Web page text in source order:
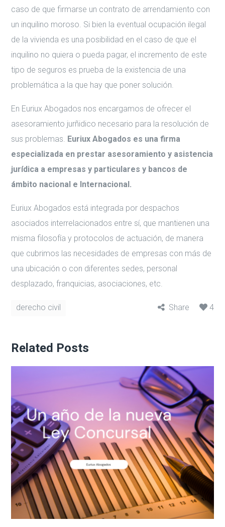
caso de que firmarse un contrato de arrendamiento con
un inquilino moroso. Si bien la eventual ocupación ilegal
de la vivienda es una posibilidad en el caso de que el
inquilino no quiera o pueda pagar, el incremento de este
tipo de seguros es prueba de la existencia de una
problemática a la que hay que poner solución.
En Euriux Abogados nos encargamos de ofrecer el
asesoramiento jurñidico necesario para la resolución de
sus problemas. Euriux Abogados es una firma
especializada en prestar asesoramiento y asistencia
jurídica a empresas y particulares y bancos de
ámbito nacional e Internacional.
Euriux Abogados está integrada por despachos
asociados interrelacionados entre sí, que mantienen una
misma filosofía y protocolos de actuación, de manera
que cubrimos las necesidades de empresas con más de
una ubicación o con diferentes sedes, personal
desplazado, franquicias, asociaciones, etc.
derecho civil Share 4
Related Posts